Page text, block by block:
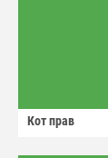
Кот прав